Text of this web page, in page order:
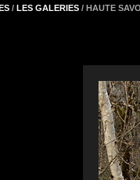
/ LES GALERIES / HAUTE